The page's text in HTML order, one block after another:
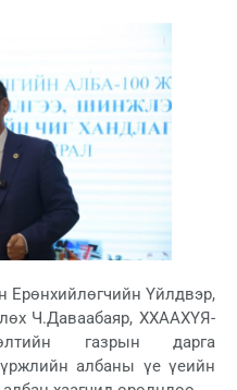
Үйлдвэр,
Ч.Даваабаяр, ХХААХҮЯ-
газрын дарга
албаны үе үеийн